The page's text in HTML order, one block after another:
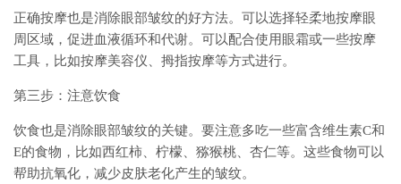
正确按摩也是消除眼部皱纹的好方法。可以选择轻柔地按摩眼
周区域，促进血液循环和代谢。可以配合使用眼霜或一些按摩
工具，比如按摩美容仪、拇指按摩等方式进行。
第三步：注意饮食
饮食也是消除眼部皱纹的关键。要注意多吃一些富含维生素C和
E的食物，比如西红柿、柠檬、猕猴桃、杏仁等。这些食物可以
帮助抗氧化，减少皮肤老化产生的皱纹。